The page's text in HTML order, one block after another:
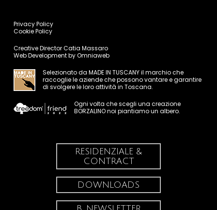
Privacy Policy
Cookie Policy
Creative DirectorCatia Massaro
Web Development byOmniaweb
Selezionato da MADE IN TUSCANYil marchio che
raccoglie le aziende che possono vantare e garantire
di svolgere le loro attività in Toscana.
Ogni volta che scegli una creazione
BORZALINO noi piantiamo un albero.
RESIDENZIALE &
CONTRACT
DOWNLOADS